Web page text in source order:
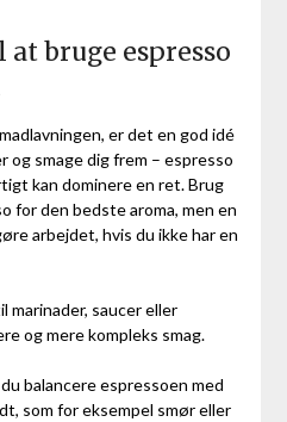
bruge espresso
er det en god idé
og smage dig frem – espresso
kan dominere en ret. Brug
for den bedste aroma, men en
arbejdet, hvis du ikke har en
saucer eller
og mere kompleks smag.
balancere espressoen med
som for eksempel smør eller